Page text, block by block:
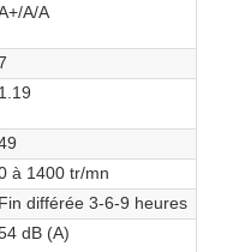
A/A
1.19
à 1400 tr/mn
Fin différée 3-6-9 heures
dB (A)